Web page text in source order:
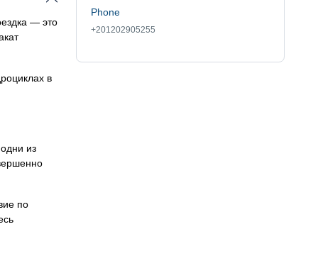
— это
в
из
по
Phone
+201202905255